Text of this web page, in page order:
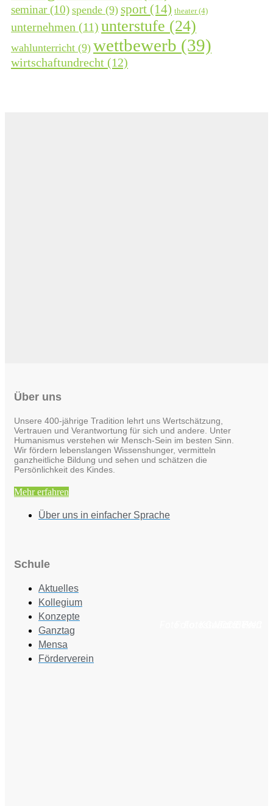
seminar(10) spende (9) sport (14) theater(4)
unternehmen (11) unterstufe (24)
wahlunterricht (9) wettbewerb (39)
wirtschaftundrecht (12)
Über uns
Unsere 400-jährige Tradition lehrt uns Wertschätzung,
Vertrauen und Verantwortung für sich und andere. Unter
Humanismus verstehen wir Mensch-Sein im besten Sinn.
Wir fördern lebenslangen Wissenshunger, vermitteln
ganzheitliche Bildung und sehen und schätzen die
Persönlichkeit des Kindes.
Mehr erfahren
Über uns in einfacher Sprache
Schule
Aktuelles
Kollegium
Konzepte
Ganztag
Mensa
Förderverein